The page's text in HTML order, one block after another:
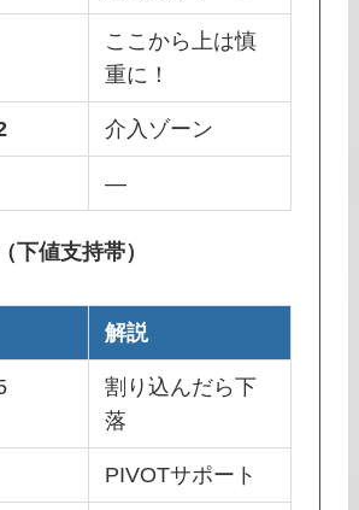
ここから上は慎
重に！
介入ゾーン
―
下値支持帯）
解説
割り込んだら下
落
PIVOTサポート